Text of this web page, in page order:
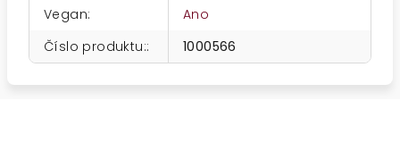
Vegan:
Ano
Číslo produktu:: 1000566